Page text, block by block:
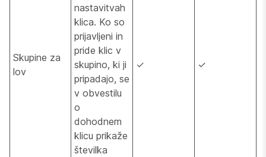
Skupine za
lov
nastavitvah
klica. Ko so
prijavljeni in
pride klic v
skupino, ki ji
pripadajo, se
v obvestilu
o
dohodnem
klicu prikaže
številka
✓ ✓